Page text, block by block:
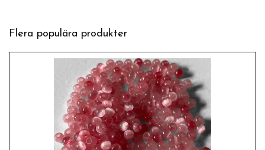
Flera populära produkter